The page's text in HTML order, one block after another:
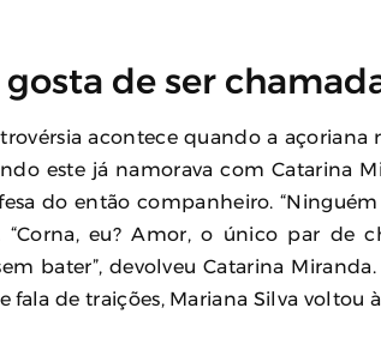
de ser
acontece quando a açoriana
este já namorava com Catarina
do então companheiro.
“Corna, eu? Amor, o único par de
bater”, devolveu Catarina
fala de traições, Mariana Silva voltou